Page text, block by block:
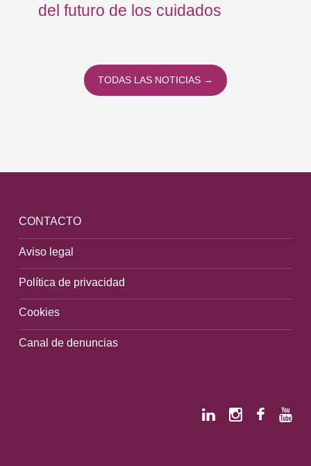
del futuro de los cuidados
TODAS LAS NOTICIAS →
CONTACTO
Aviso legal
Política de privacidad
Cookies
Canal de denuncias